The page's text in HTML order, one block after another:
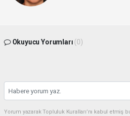
Okuyucu Yorumları (0)
Yorum yazarak Topluluk Kuralları’nı kabul etmiş